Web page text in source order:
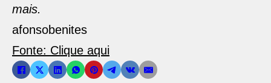
mais.
afonsobenites
Fonte: Clique aqui